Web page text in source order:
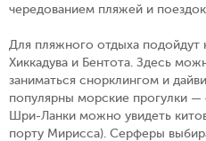
чередованием пляжей и поездок
Для пляжного отдыха подойдут
Хиккадува и Бентота. Здесь
заниматься снорклингом и
популярны морские прогулки —
Шри-Ланки можно увидеть
порту Мирисса). Серферы